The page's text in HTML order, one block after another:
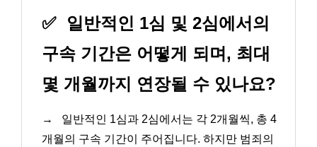
✅
일반적인 1심 및 2심에서의
구속 기간은 어떻게 되며, 최대
몇 개월까지 연장될 수 있나요?
→
일반적인 1심과 2심에서는 각 2개월씩, 총 4
개월의 구속 기간이 주어집니다. 하지만 범죄의